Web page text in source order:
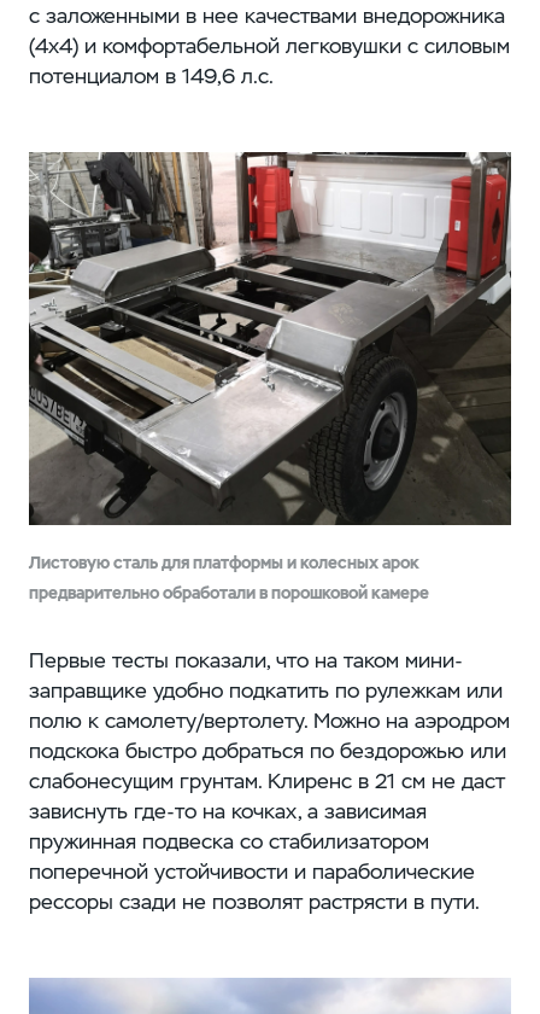
с заложенными в нее качествами внедорожника
(4x4) и комфортабельной легковушки с силовым
потенциалом в 149,6 л.с.
Листовую сталь для платформы и колесных арок
предварительно обработали в порошковой камере
Первые тесты показали, что на таком мини-
заправщике удобно подкатить по рулежкам или
полю к самолету/вертолету. Можно на аэродром
подскока быстро добраться по бездорожью или
слабонесущим грунтам. Клиренс в 21 см не даст
зависнуть где-то на кочках, а зависимая
пружинная подвеска со стабилизатором
поперечной устойчивости и параболические
рессоры сзади не позволят растрясти в пути.